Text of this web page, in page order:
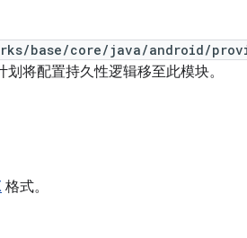
base/core/java/android/
将配置持久性逻辑移至此模块。
格式。